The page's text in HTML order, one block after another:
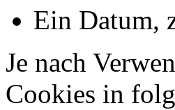
Ein Datum,
Je nach
Cookies in